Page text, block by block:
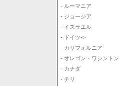
- ルーマニア
- ジョージア
- イスラエル
- ドイツ->
- カリフォルニア
- オレゴン・ワシントン
- カナダ
- チリ